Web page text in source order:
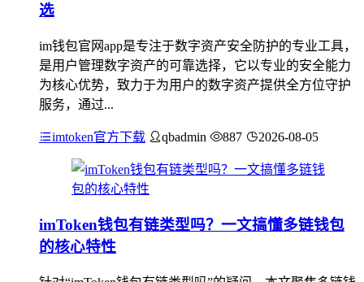
选
im钱包官网app是专注于数字资产安全防护的专业工具，
是用户管理数字资产的可靠选择，它以专业的安全能力
为核心优势，致力于为用户的数字资产提供全方位守护
服务，通过...
imtoken官方下载 qbadmin 887 2026-08-05
imToken钱包有链类型吗？一文搞懂多链钱包
的核心特性